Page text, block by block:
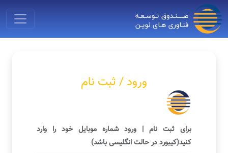
ورود / ثبت نام
برای ثبت نام | ورود شماره موبایل خود را وارد
کنید(کیبورد در حالت انگلیسی باشد)